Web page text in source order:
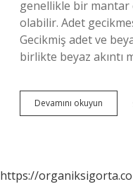
genellikle bir
olabilir. Adet
Gecikmiş adet ve
birlikte beyaz akıntı
Devamını okuyun
Öncesi
https://